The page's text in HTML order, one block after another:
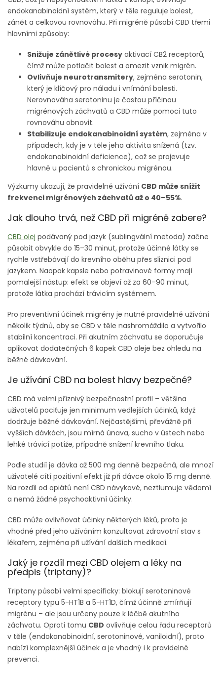
endokanabinoidní systém, který v těle reguluje bolest,
zánět a celkovou rovnováhu. Při migréně působí CBD třemi
hlavními způsoby:
Snižuje zánětlivé procesy aktivací CB2 receptorů,
čímž může potlačit bolest a omezit vznik migrén.
Ovlivňuje neurotransmitery, zejména serotonin,
který je klíčový pro náladu i vnímání bolesti.
Nerovnováha serotoninu je častou příčinou
migrénových záchvatů a CBD může pomoci tuto
rovnováhu obnovit.
Stabilizuje endokanabinoidní systém, zejména v
případech, kdy je v těle jeho aktivita snížená (tzv.
endokanabinoidní deficience), což se projevuje
hlavně u pacientů s chronickou migrénou.
Výzkumy ukazují, že pravidelné užívání CBD může snížit
frekvenci migrénových záchvatů až o 40–55%.
Jak dlouho trvá, než CBD při migréně zabere?
CBD olej podávaný pod jazyk (sublingvální metoda) začne
působit obvykle do 15–30 minut, protože účinné látky se
rychle vstřebávají do krevního oběhu přes sliznici pod
jazykem. Naopak kapsle nebo potravinové formy mají
pomalejší nástup: efekt se objeví až za 60–90 minut,
protože látka prochází trávicím systémem.
Pro preventivní účinek migrény je nutné pravidelné užívání
několik týdnů, aby se CBD v těle nashromáždilo a vytvořilo
stabilní koncentraci. Při akutním záchvatu se doporučuje
aplikovat dodatečných 6 kapek CBD oleje bez ohledu na
běžné dávkování.
Je užívání CBD na bolest hlavy bezpečné?
CBD má velmi příznivý bezpečnostní profil – většina
uživatelů pociťuje jen minimum vedlejších účinků, když
dodržuje běžné dávkování. Nejčastějšími, převážně při
vyšších dávkách, jsou mírná únava, sucho v ústech nebo
lehké trávicí potíže, případně snížení krevního tlaku.
Podle studií je dávka až 500 mg denně bezpečná, ale mnozí
uživatelé cítí pozitivní efekt již při dávce okolo 15 mg denně.
Na rozdíl od opiátů není CBD návykové, neztlumuje vědomí
a nemá žádné psychoaktivní účinky.
CBD může ovlivňovat účinky některých léků, proto je
vhodné před jeho užíváním konzultovat zdravotní stav s
lékařem, zejména při užívání dalších medikací.
Jaký je rozdíl mezi CBD olejem a léky na
předpis (triptany)?
Triptany působí velmi specificky: blokují serotoninové
receptory typu 5-HT1B a 5-HT1D, čímž účinně zmírňují
migrénu – ale jsou určeny pouze k léčbě akutního
záchvatu. Oproti tomu CBD ovlivňuje celou řadu receptorů
v těle (endokanabinoidní, serotoninové, vaniloidní), proto
nabízí komplexnější účinek a je vhodný i k pravidelné
prevenci.